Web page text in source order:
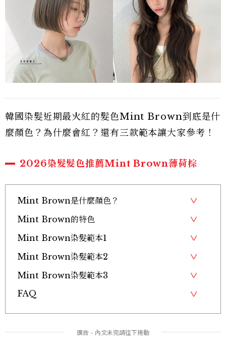
韓國染髮近期最火紅的髮色Mint Brown到底是什
麼顏色？為什麼會紅？還有三款範本讓大家參考！
2026染髮髮色推薦Mint Brown薄荷棕
Mint Brown是什麼顏色？
Mint Brown的特色
Mint Brown染髮範本1
Mint Brown染髮範本2
Mint Brown染髮範本3
FAQ